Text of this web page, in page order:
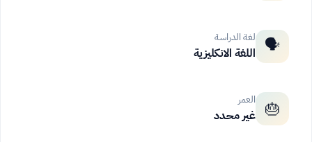
🗣️ لغة الدراسة
اللغة الانكليزية
🎂 العمر
غير محدد